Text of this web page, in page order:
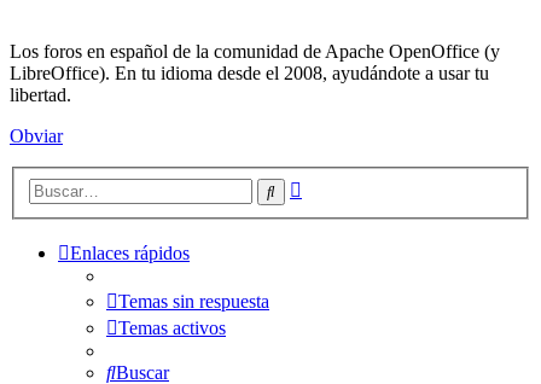
Los foros en español de la comunidad de Apache OpenOffice (y
LibreOffice). En tu idioma desde el 2008, ayudándote a usar tu
libertad.
Obviar
Buscar
Enlaces rápidos
Temas sin respuesta
Temas activos
Buscar